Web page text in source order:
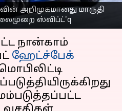
அறிமுகமானது மாருதி
ஸ்விப்ட்'q
நான்காம்
ஹேட்ச்பேக்